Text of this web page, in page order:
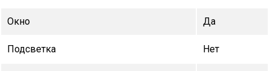
Окно Да
Подсветка Нет